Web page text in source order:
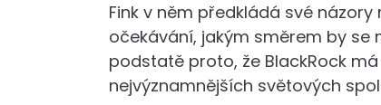
Fink v něm předkládá své
očekávání, jakým směrem by se
podstatě proto, že BlackRock
nejvýznamnějších světových